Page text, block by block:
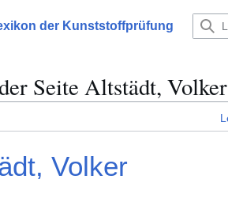
der Kunststoffprüfung
Seite Altstädt, Volker
Volker